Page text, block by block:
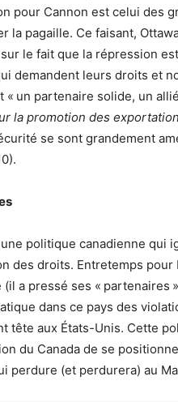
pour Cannon est celui des
la pagaille. Ce faisant,
le fait que la répression
demandent leurs droits et
un partenaire solide, un
la promotion des
se sont grandement
politique canadienne qui
des droits. Entretemps
a pressé ses « partenaires
dans ce pays des
tête aux États-Unis. Cette
du Canada de se
perdure (et perdurera) au